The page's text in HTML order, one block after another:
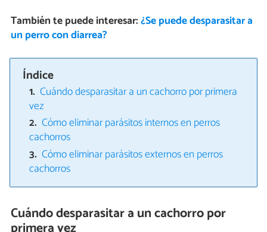
También te puede interesar:¿Se puede desparasitar a
un perro con diarrea?
Índice
Cuándo desparasitar a un cachorro por primera
vez
Cómo eliminar parásitos internos en perros
cachorros
Cómo eliminar parásitos externos en perros
cachorros
Cuándo desparasitar a un cachorro por